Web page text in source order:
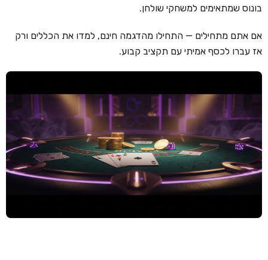
צור קשר
ביקורות
חדשות
טיפים
מדריכים
בונוס שמתאימים למשחקי שולחן.
אם אתם מתחילים — התחילו מהדגמה חינם, למדו את הכללים ורק
אז עברו לכסף אמיתי עם תקציב קבוע.